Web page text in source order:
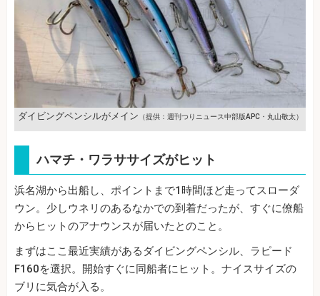
ダイビングペンシルがメイン （提供：週刊つりニュース中部版APC・丸山敬太）
ハマチ・ワラササイズがヒット
浜名湖から出船し、ポイントまで1時間ほど走ってスローダ
ウン。少しウネリのあるなかでの到着だったが、すぐに僚船
からヒットのアナウンスが届いたとのこと。
まずはここ最近実績があるダイビングペンシル、ラピード
F160を選択。開始すぐに同船者にヒット。ナイスサイズの
ブリに気合が入る。